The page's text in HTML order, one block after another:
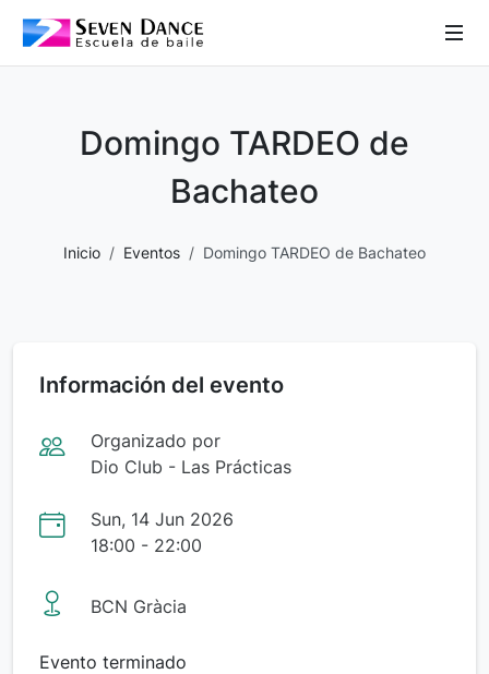
Menu
Domingo TARDEO de
Bachateo
Inicio Eventos Domingo TARDEO de Bachateo
Información del evento
Organizado por
Dio Club - Las Prácticas
Sun, 14 Jun 2026
18:00 - 22:00
BCN Gràcia
Evento terminado